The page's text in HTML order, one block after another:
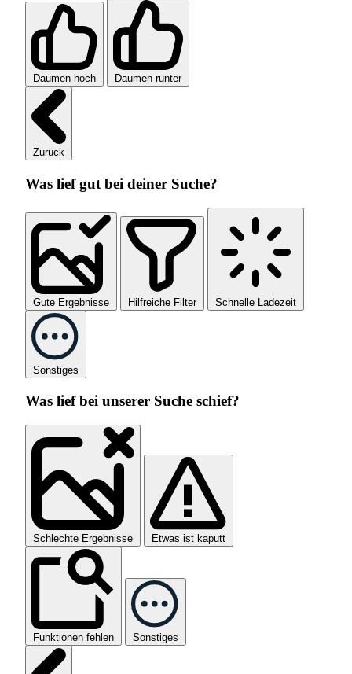
Daumen hoch Daumen runter
Zurück
Was lief gut bei deiner Suche?
Gute Ergebnisse Hilfreiche Filter Schnelle Ladezeit
Sonstiges
Was lief bei unserer Suche schief?
Schlechte Ergebnisse Etwas ist kaputt
Funktionen fehlen Sonstiges